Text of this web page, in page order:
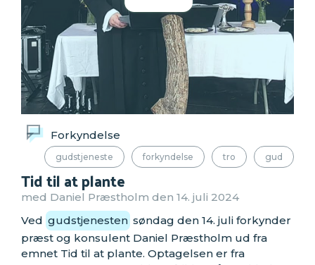
Forkyndelse
gudstjeneste forkyndelse tro gud
Tid til at plante
med Daniel Præstholm den 14. juli 2024
Ved gudstjenesten søndag den 14. juli forkynder
præst og konsulent Daniel Præstholm ud fra
emnet Tid til at plante. Optagelsen er fra